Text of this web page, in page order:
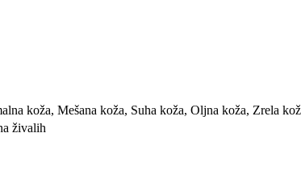
koža, Mešana koža, Suha koža, Oljna koža, Zrela
živalih